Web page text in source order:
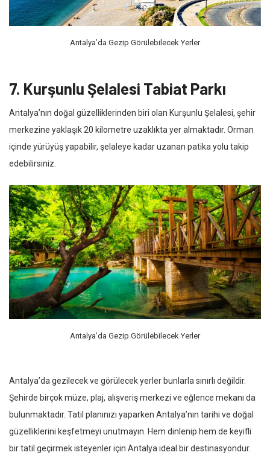
Antalya’da Gezip Görülebilecek Yerler
7. Kurşunlu Şelalesi Tabiat Parkı
Antalya’nın doğal güzelliklerinden biri olan Kurşunlu Şelalesi, şehir
merkezine yaklaşık 20 kilometre uzaklıkta yer almaktadır. Orman
içinde yürüyüş yapabilir, şelaleye kadar uzanan patika yolu takip
edebilirsiniz.
Antalya’da Gezip Görülebilecek Yerler
Antalya’da gezilecek ve görülecek yerler bunlarla sınırlı değildir.
Şehirde birçok müze, plaj, alışveriş merkezi ve eğlence mekanı da
bulunmaktadır. Tatil planınızı yaparken Antalya’nın tarihi ve doğal
güzelliklerini keşfetmeyi unutmayın. Hem dinlenip hem de keyifli
bir tatil geçirmek isteyenler için Antalya ideal bir destinasyondur.